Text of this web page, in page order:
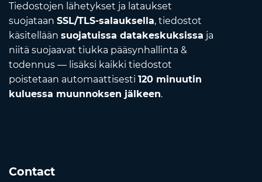
Tiedostojen lähetykset ja lataukset
suojataan SSL/TLS-salauksella, tiedostot
käsitellään suojatuissa datakeskuksissa ja
niitä suojaavat tiukka pääsynhallinta &
todennus — lisäksi kaikki tiedostot
poistetaan automaattisesti 120 minuutin
kuluessa muunnoksen jälkeen.
Contact